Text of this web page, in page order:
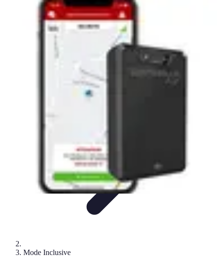
Mode Pour Tous
Guide PratiqueStyle InclusifLooks Inclusifs
Mode Inclusive